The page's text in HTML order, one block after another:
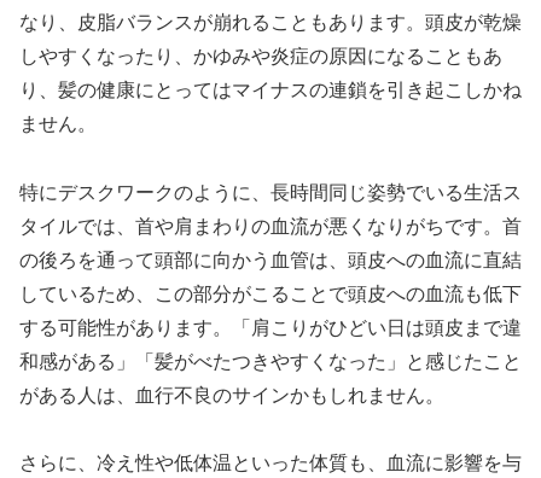
なり、皮脂バランスが崩れることもあります。頭皮が乾燥
しやすくなったり、かゆみや炎症の原因になることもあ
り、髪の健康にとってはマイナスの連鎖を引き起こしかね
ません。
特にデスクワークのように、長時間同じ姿勢でいる生活ス
タイルでは、首や肩まわりの血流が悪くなりがちです。首
の後ろを通って頭部に向かう血管は、頭皮への血流に直結
しているため、この部分がこることで頭皮への血流も低下
する可能性があります。「肩こりがひどい日は頭皮まで違
和感がある」「髪がべたつきやすくなった」と感じたこと
がある人は、血行不良のサインかもしれません。
さらに、冷え性や低体温といった体質も、血流に影響を与